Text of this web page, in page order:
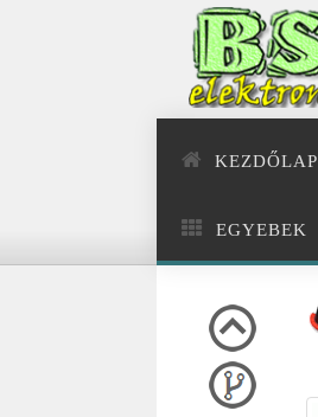
KEZDŐLAP
EGYEBEK